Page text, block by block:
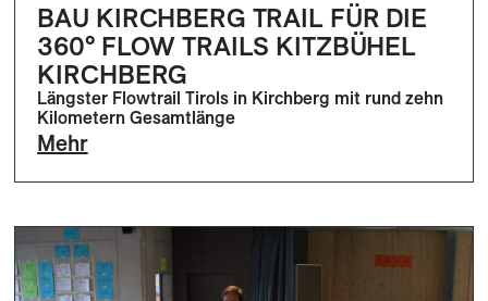
BAU KIRCHBERG TRAIL FÜR DIE
360° FLOW TRAILS KITZBÜHEL
KIRCHBERG
Längster Flowtrail Tirols in Kirchberg mit rund zehn
Kilometern Gesamtlänge
Mehr